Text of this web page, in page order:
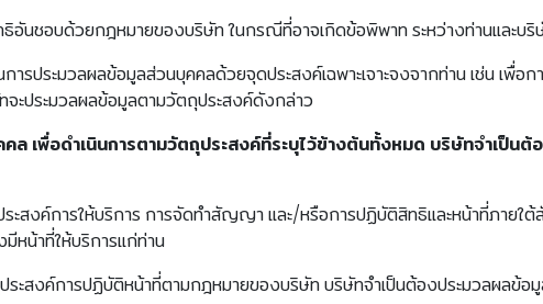
ธิอันชอบด้วยกฎหมายของบริษัท ในกรณีที่อาจเกิดข้อพิพาท ระหว่างท่านและบ
รประมวลผลข้อมูลส่วนบุคคลด้วยจุดประสงค์เฉพาะเจาะจงจากท่าน เช่น เพื่อ
จะประมวลผลข้อมูลตามวัตถุประสงค์ดังกล่าว
คล เพื่อดำเนินการตามวัตถุประสงค์ที่ระบุไว้ข้างต้นทั้งหมด บริษัทจำเป็น
ะสงค์การให้บริการ การจัดทำสัญญา และ/หรือการปฏิบัติสิทธิและหน้าที่ภาย
หน้าที่ให้บริการแก่ท่าน
ะสงค์การปฏิบัติหน้าที่ตามกฎหมายของบริษัท บริษัทจำเป็นต้องประมวลผลข้อมู